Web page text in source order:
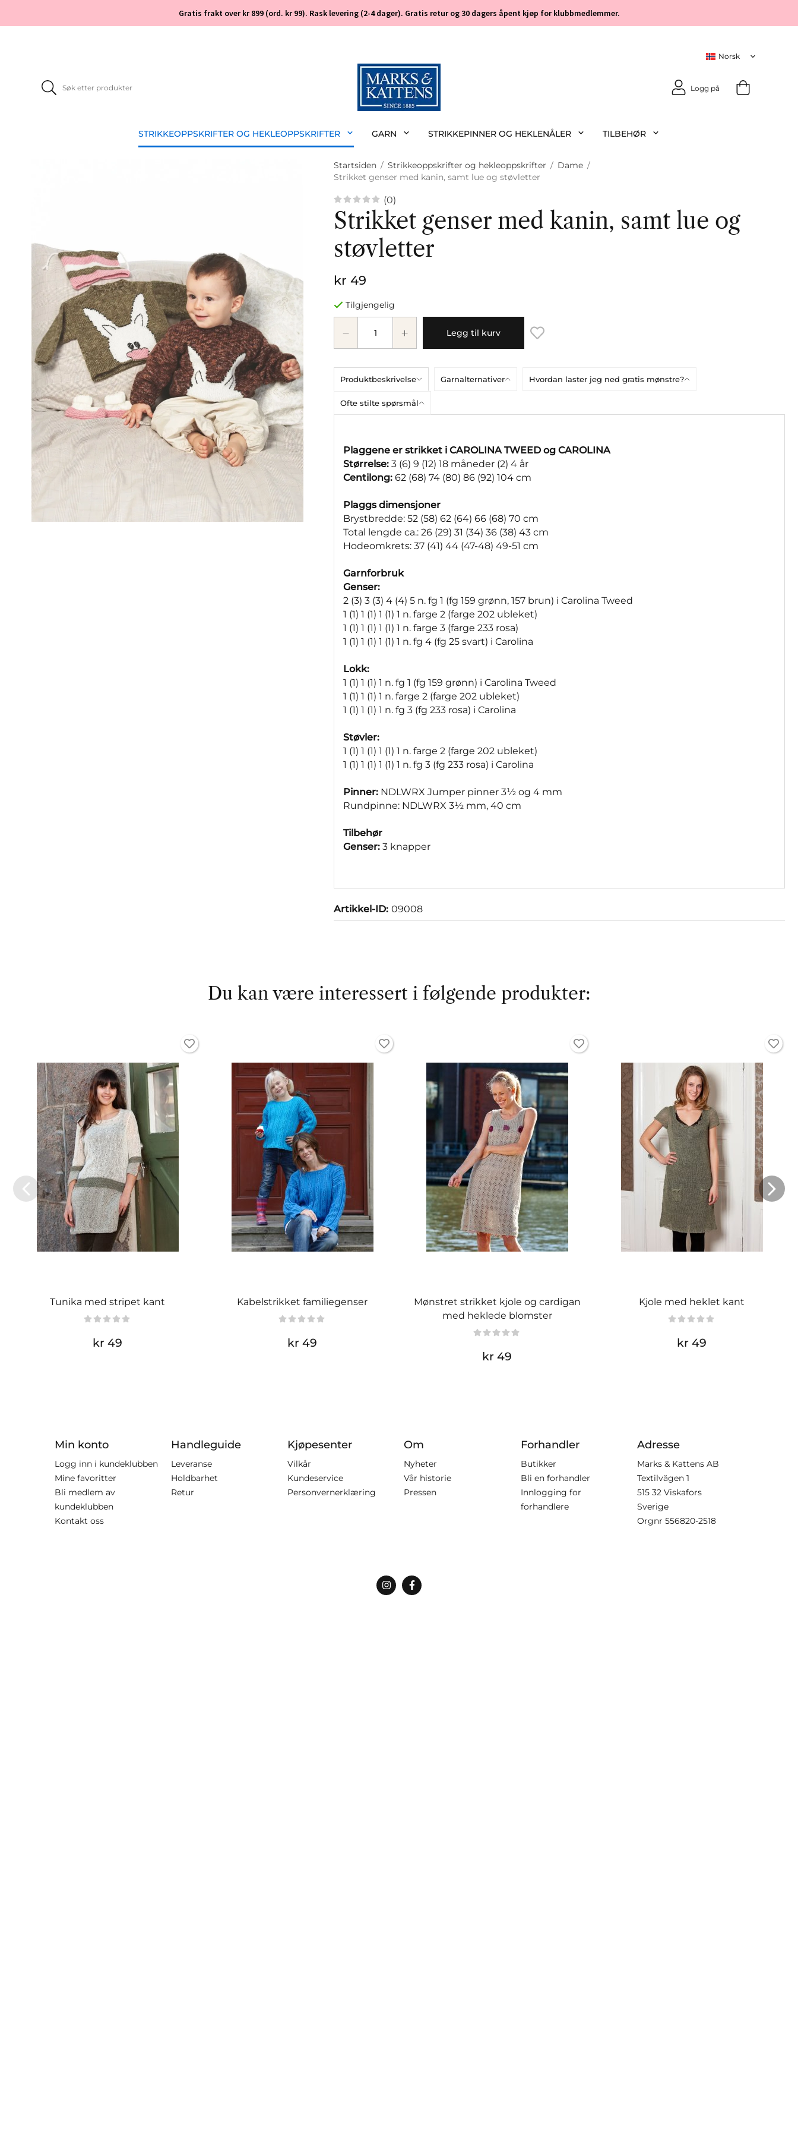
Gratis frakt over kr 899 (ord. kr 99). Rask levering (2-4 dager). Gratis retur og 30 dagers åpent kjøp for klubbmedlemmer.
Logg på
STRIKKEOPPSKRIFTER OG HEKLEOPPSKRIFTER GARN STRIKKEPINNER OG HEKLENÅLER TILBEHØR
Startsiden / Strikkeoppskrifter og hekleoppskrifter / Dame /
Strikket genser med kanin, samt lue og støvletter
(0)
Strikket genser med kanin, samt lue og
støvletter
kr 49
Tilgjengelig
Legg til kurv
Produktbeskrivelse Garnalternativer Hvordan laster jeg ned gratis mønstre?
Ofte stilte spørsmål
Plaggene er strikket i CAROLINA TWEED og CAROLINA
Størrelse: 3 (6) 9 (12) 18 måneder (2) 4 år
Centilong: 62 (68) 74 (80) 86 (92) 104 cm
Plaggs dimensjoner
Brystbredde: 52 (58) 62 (64) 66 (68) 70 cm
Total lengde ca.: 26 (29) 31 (34) 36 (38) 43 cm
Hodeomkrets: 37 (41) 44 (47-48) 49-51 cm
Garnforbruk
Genser:
2 (3) 3 (3) 4 (4) 5 n. fg 1 (fg 159 grønn, 157 brun) i Carolina Tweed
1 (1) 1 (1) 1 (1) 1 n. farge 2 (farge 202 ubleket)
1 (1) 1 (1) 1 (1) 1 n. farge 3 (farge 233 rosa)
1 (1) 1 (1) 1 (1) 1 n. fg 4 (fg 25 svart) i Carolina
Lokk:
1 (1) 1 (1) 1 n. fg 1 (fg 159 grønn) i Carolina Tweed
1 (1) 1 (1) 1 n. farge 2 (farge 202 ubleket)
1 (1) 1 (1) 1 n. fg 3 (fg 233 rosa) i Carolina
Støvler:
1 (1) 1 (1) 1 (1) 1 n. farge 2 (farge 202 ubleket)
1 (1) 1 (1) 1 (1) 1 n. fg 3 (fg 233 rosa) i Carolina
Pinner: NDLWRX Jumper pinner 3½ og 4 mm
Rundpinne: NDLWRX 3½ mm, 40 cm
Tilbehør
Genser: 3 knapper
Artikkel-ID: 09008
Du kan være interessert i følgende produkter:
Tunika med stripet kant
kr 49
Kabelstrikket familiegenser
kr 49
Mønstret strikket kjole og cardigan
med heklede blomster
kr 49
Kjole med heklet kant
kr 49
Min konto
Logg inn i kundeklubben
Mine favoritter
Bli medlem av
kundeklubben
Kontakt oss
Handleguide
Leveranse
Holdbarhet
Retur
Kjøpesenter
Vilkår
Kundeservice
Personvernerklæring
Om
Nyheter
Vår historie
Pressen
Forhandler
Butikker
Bli en forhandler
Innlogging for
forhandlere
Adresse
Marks & Kattens AB
Textilvägen 1
515 32 Viskafors
Sverige
Orgnr 556820-2518